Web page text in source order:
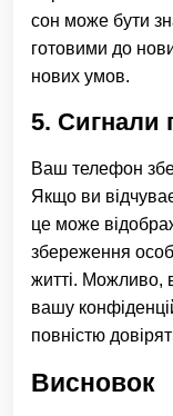
сон може бути
готовими до
нових умов.
5. Сигнали
Ваш телефон
Якщо ви
це може
збереження
житті. Можливо,
вашу
повністю
Висновок